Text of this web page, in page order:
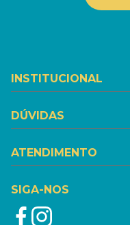
INSTITUCIONAL
DÚVIDAS
ATENDIMENTO
SIGA-NOS